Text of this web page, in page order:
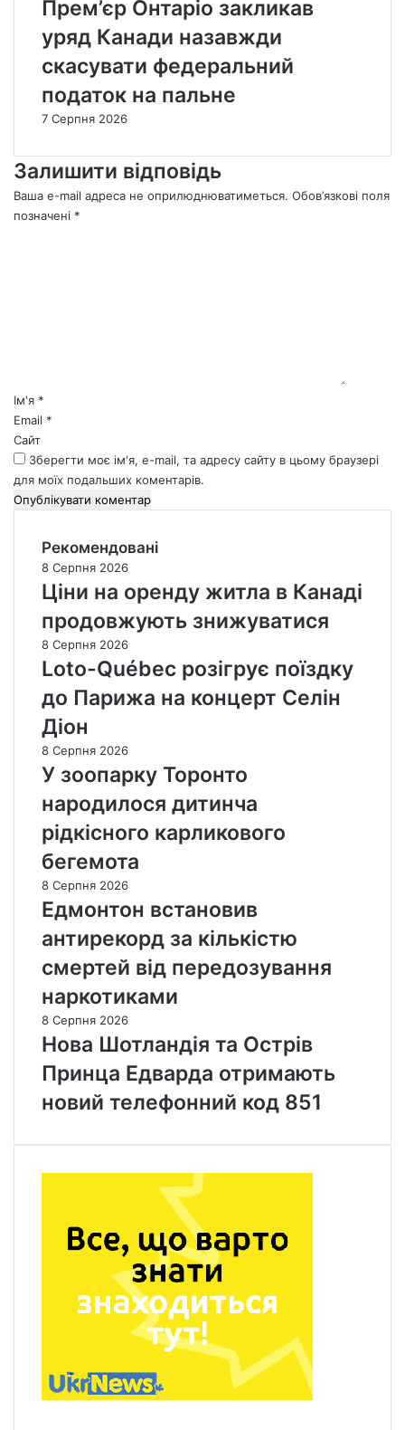
Прем’єр Онтаріо закликав
уряд Канади назавжди
скасувати федеральний
податок на пальне
7 Серпня 2026
Залишити відповідь
Ваша e-mail адреса не оприлюднюватиметься. Обов’язкові поля
позначені *
*Ім'я *
Email *
Сайт
Зберегти моє ім'я, e-mail, та адресу сайту в цьому браузері
для моїх подальших коментарів.
Рекомендовані
8 Серпня 2026
Ціни на оренду житла в Канаді
продовжують знижуватися
8 Серпня 2026
Loto-Québec розігрує поїздку
до Парижа на концерт Селін
Діон
8 Серпня 2026
У зоопарку Торонто
народилося дитинча
рідкісного карликового
бегемота
8 Серпня 2026
Едмонтон встановив
антирекорд за кількістю
смертей від передозування
наркотиками
8 Серпня 2026
Нова Шотландія та Острів
Принца Едварда отримають
новий телефонний код 851